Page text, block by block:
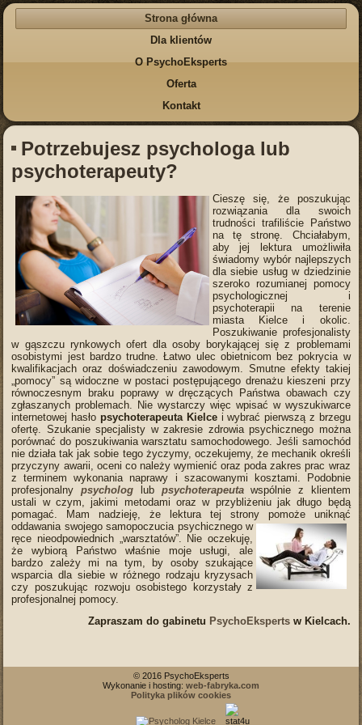
Strona główna
Dla klientów
O PsychoEksperts
Oferta
Kontakt
Potrzebujesz psychologa lub
psychoterapeuty?
Cieszę się, że poszukując
rozwiązania dla swoich
trudności trafiliście Państwo
na tę stronę. Chciałabym,
aby jej lektura umożliwiła
świadomy wybór najlepszych
dla siebie usług w dziedzinie
szeroko rozumianej pomocy
psychologicznej i
psychoterapii na terenie
miasta Kielce i okolic.
Poszukiwanie profesjonalisty
w gąszczu rynkowych ofert dla osoby borykającej się z problemami
osobistymi jest bardzo trudne. Łatwo ulec obietnicom bez pokrycia w
kwalifikacjach oraz doświadczeniu zawodowym. Smutne efekty takiej
„pomocy” są widoczne w postaci postępującego drenażu kieszeni przy
równoczesnym braku poprawy w dręczących Państwa obawach czy
zgłaszanych problemach. Nie wystarczy więc wpisać w wyszukiwarce
internetowej hasło psychoterapeuta Kielcei wybrać pierwszą z brzegu
ofertę. Szukanie specjalisty w zakresie zdrowia psychicznego można
porównać do poszukiwania warsztatu samochodowego. Jeśli samochód
nie działa tak jak sobie tego życzymy, oczekujemy, że mechanik określi
przyczyny awarii, oceni co należy wymienić oraz poda zakres prac wraz
z terminem wykonania naprawy i szacowanymi kosztami. Podobnie
profesjonalnypsycholog lub psychoterapeutawspólnie z klientem
ustali w czym, jakimi metodami oraz w przybliżeniu jak długo będą
pomagać. Mam nadzieję, że lektura tej strony pomoże uniknąć
oddawania swojego samopoczucia psychicznego w
ręce nieodpowiednich „warsztatów”. Nie oczekuję,
że wybiorą Państwo właśnie moje usługi, ale
bardzo zależy mi na tym, by osoby szukające
wsparcia dla siebie w różnego rodzaju kryzysach
czy poszukując rozwoju osobistego korzystały z
profesjonalnej pomocy.
Zapraszam do gabinetu PsychoEkspertswKielcach.
© 2016 PsychoEksperts
Wykonanie i hosting: web-fabryka.com
Polityka plików cookies